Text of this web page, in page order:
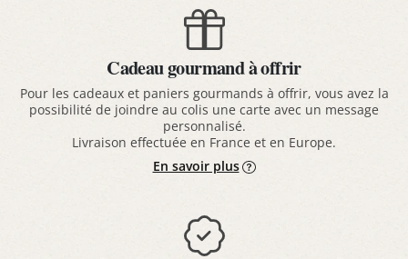
Cadeau gourmand à offrir
Pour les cadeaux et paniers gourmands à offrir, vous avez la
possibilité de joindre au colis une carte avec un message
personnalisé.
Livraison effectuée en France et en Europe.
En savoir plus